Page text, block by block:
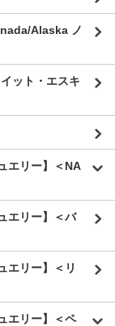
Alaska ノ
ット・エスキ
エリー】＜NA
エリー】＜バ
エリー】＜リ
エリー】＜ペ